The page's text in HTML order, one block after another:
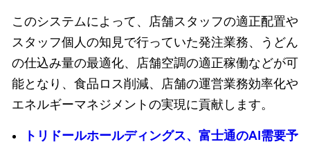
このシステムによって、店舗スタッフの適正配置や
スタッフ個人の知見で行っていた発注業務、うどん
の仕込み量の最適化、店舗空調の適正稼働などが可
能となり、食品ロス削減、店舗の運営業務効率化や
エネルギーマネジメントの実現に貢献します。
トリドールホールディングス、富士通のAI需要予